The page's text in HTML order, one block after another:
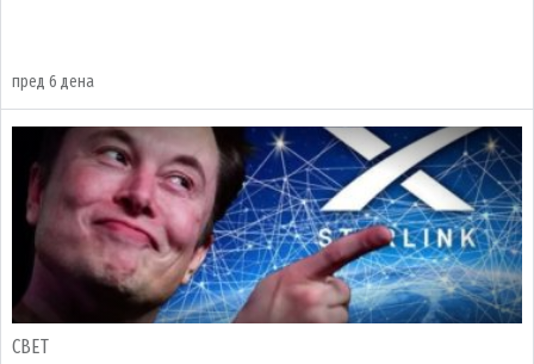
пред 6 дена
СВЕТ